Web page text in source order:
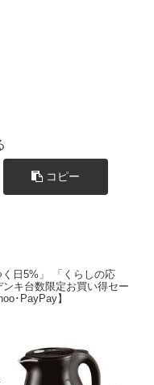
コピー
日5%」 「くらしの応
ンキ台数限定お買い得セー
･PayPay】